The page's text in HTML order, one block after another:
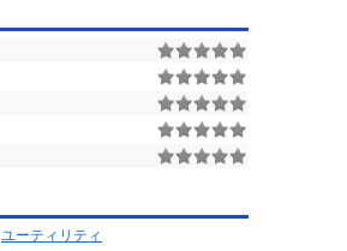
ユーティリティ